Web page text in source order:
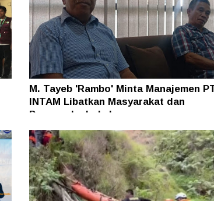
M. Tayeb 'Rambo' Minta Manajemen
INTAM Libatkan Masyarakat dan
Pengusaha Lokal